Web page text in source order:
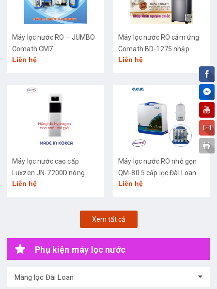
Máy lọc nước RO – JUMBO
Comath CM7
Liên hệ
Máy lọc nước RO cảm ứng
Comath BD-1275 nhập
khẩu cao cấp
Liên hệ
Máy lọc nước cao cấp
Luxzen JN-7200D nóng
lạnh
Liên hệ
Máy lọc nước RO nhỏ gọn
QM-80 5 cấp lọc Đài Loan
Liên hệ
Xem tất cả
Phụ kiện máy lọc nước
Màng lọc Đài Loan